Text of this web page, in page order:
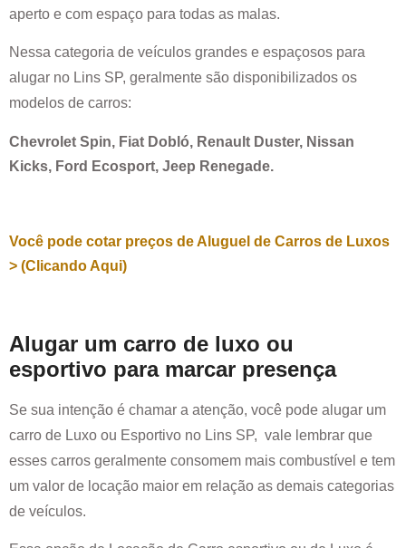
aperto e com espaço para todas as malas.
Nessa categoria de veículos grandes e espaçosos para
alugar no Lins SP, geralmente são disponibilizados os
modelos de carros:
Chevrolet Spin, Fiat Dobló, Renault Duster, Nissan
Kicks, Ford Ecosport, Jeep Renegade.
Você pode cotar preços de Aluguel de Carros de Luxos
> (Clicando Aqui)
Alugar um carro de luxo ou
esportivo para marcar presença
Se sua intenção é chamar a atenção, você pode alugar um
carro de Luxo ou Esportivo no Lins SP, vale lembrar que
esses carros geralmente consomem mais combustível e tem
um valor de locação maior em relação as demais categorias
de veículos.